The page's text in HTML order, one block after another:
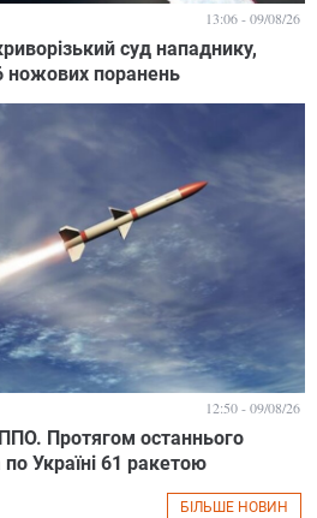
суд нападнику,
ножових поранень
13:06 - 09/08/26
Протягом останнього
Україні 61 ракетою
12:50 - 09/08/26
БІЛЬШЕ НОВИН